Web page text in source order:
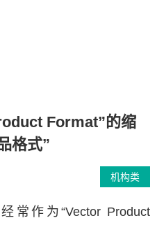
Format”的缩
格式”
机构类
常作为“Vector Product